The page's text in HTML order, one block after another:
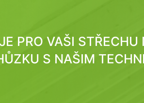
PRO VAŠI
S NAŠIM